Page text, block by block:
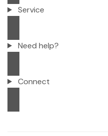
Service
Need help?
Connect